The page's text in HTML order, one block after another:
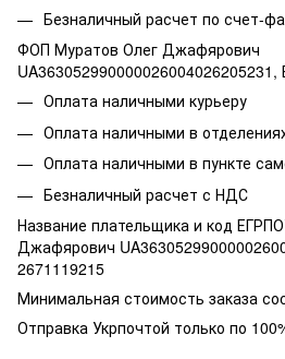
Безналичный расчет по счет-
ФОП Муратов Олег Джафярович
Оплата наличными курьеру
Оплата наличными в
Оплата наличными в пункте
Безналичный расчет с НДС
Название плательщика и код
Джафярович
2671119215
Минимальная стоимость заказа
Отправка Укрпочтой только по